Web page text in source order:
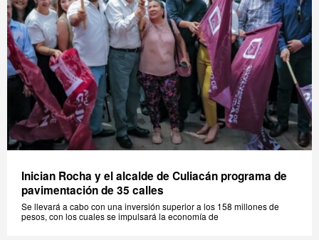
Inician Rocha y el alcalde de Culiacán programa de
pavimentación de 35 calles
Se llevará a cabo con una inversión superior a los 158 millones de
pesos, con los cuales se impulsará la economía de